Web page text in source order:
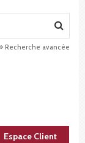
Recherche avancée
Espace Client